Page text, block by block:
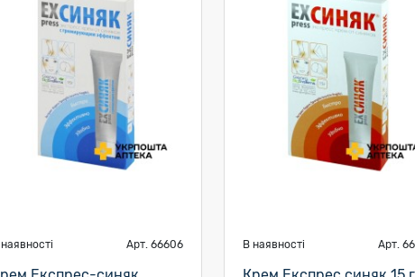
Арт. 66606 В наявності Арт.